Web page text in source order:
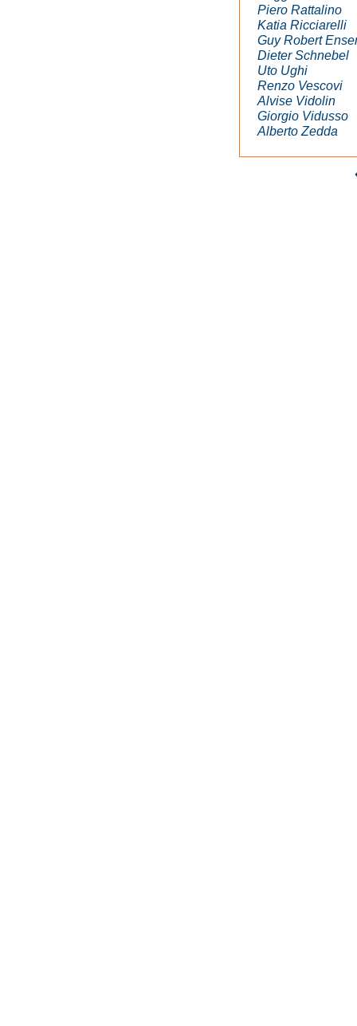
Piero Rattalino
Katia Ricciarelli
Guy Robert
Dieter Schnebel
Uto Ughi
Renzo Vescovi
Alvise Vidolin
Giorgio Vidusso
Alberto Zedda